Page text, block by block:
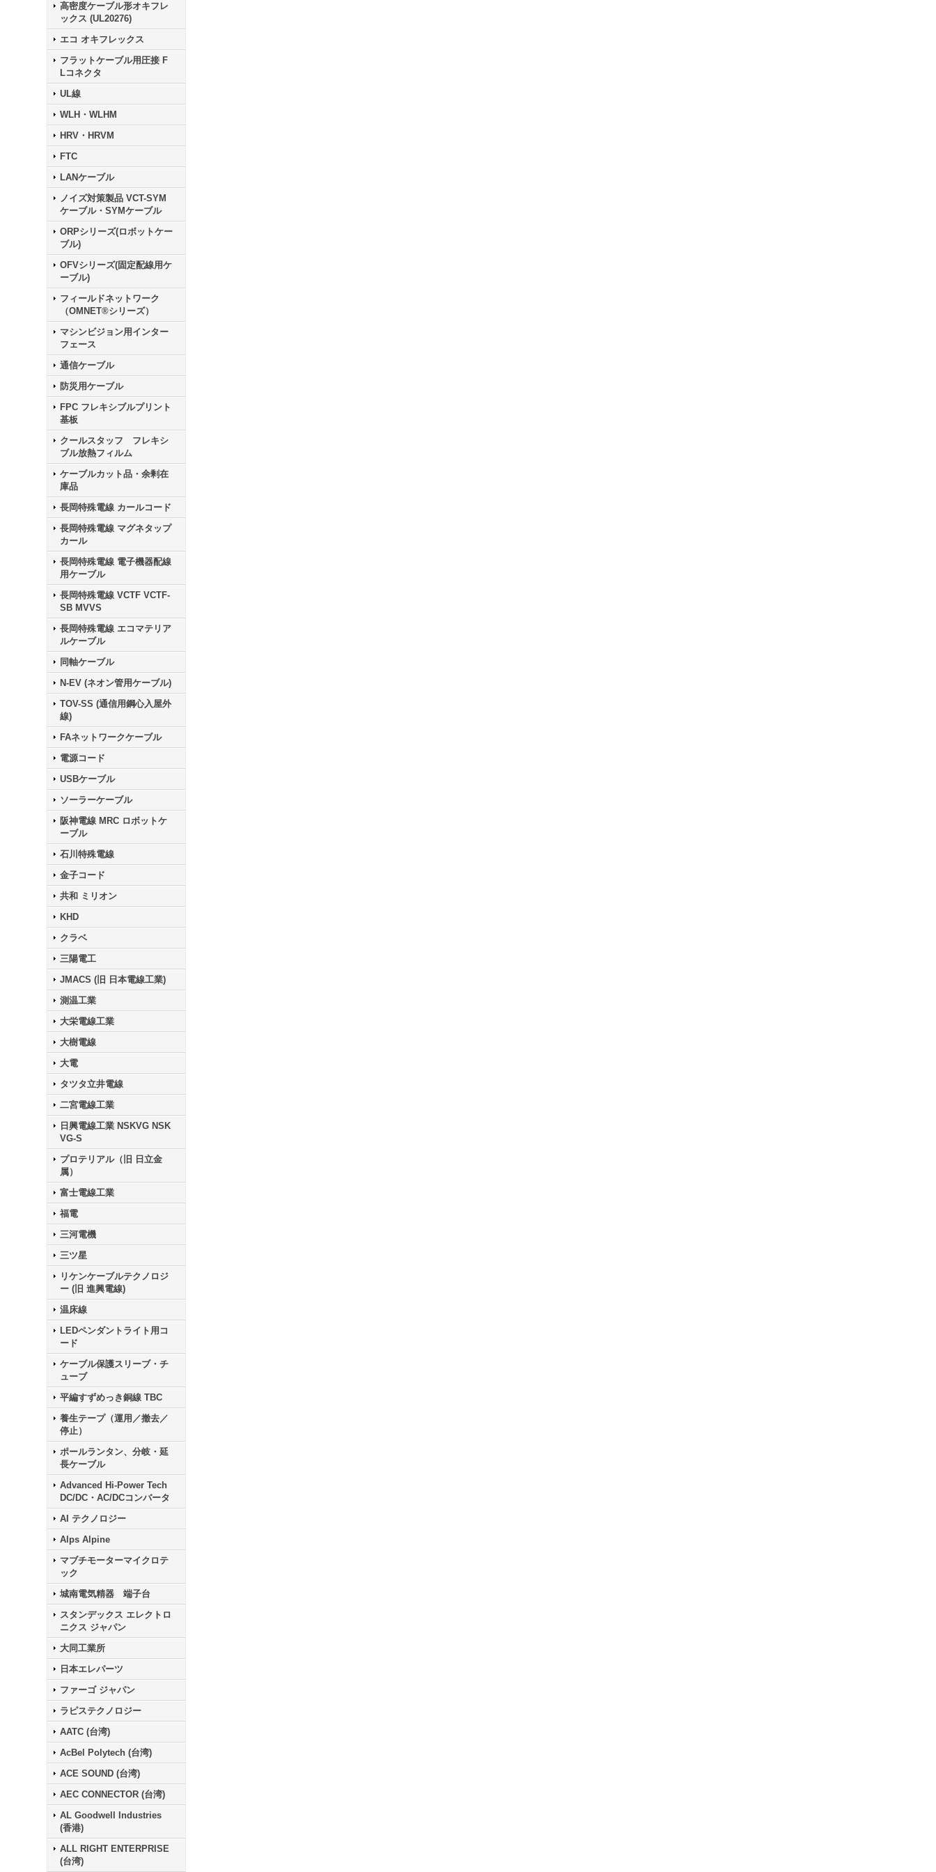
高密度ケーブル形オキフレ
ックス (UL20276)
エコ オキフレックス
フラットケーブル用圧接 F
Lコネクタ
UL線
WLH・WLHM
HRV・HRVM
FTC
LANケーブル
ノイズ対策製品 VCT-SYM
ケーブル・SYMケーブル
ORPシリーズ(ロボットケー
ブル)
OFVシリーズ(固定配線用ケ
ーブル)
フィールドネットワーク
（OMNET®シリーズ）
マシンビジョン用インター
フェース
通信ケーブル
防災用ケーブル
FPC フレキシブルプリント
基板
クールスタッフ フレキシ
ブル放熱フィルム
ケーブルカット品・余剰在
庫品
長岡特殊電線 カールコード
長岡特殊電線 マグネタップ
カール
長岡特殊電線 電子機器配線
用ケーブル
長岡特殊電線 VCTF VCTF-
SB MVVS
長岡特殊電線 エコマテリア
ルケーブル
同軸ケーブル
N-EV (ネオン管用ケーブル)
TOV-SS (通信用鋼心入屋外
線)
FAネットワークケーブル
電源コード
USBケーブル
ソーラーケーブル
阪神電線 MRC ロボットケ
ーブル
石川特殊電線
金子コード
共和 ミリオン
KHD
クラベ
三陽電工
JMACS (旧 日本電線工業)
測温工業
大栄電線工業
大樹電線
大電
タツタ立井電線
二宮電線工業
日興電線工業 NSKVG NSK
VG-S
プロテリアル（旧 日立金
属）
富士電線工業
福電
三河電機
三ツ星
リケンケーブルテクノロジ
ー (旧 進興電線)
温床線
LEDペンダントライト用コ
ード
ケーブル保護スリーブ・チ
ューブ
平編すずめっき銅線 TBC
養生テープ（運用／撤去／
停止）
ポールランタン、分岐・延
長ケーブル
Advanced Hi-Power Tech
DC/DC・AC/DCコンバータ
AI テクノロジー
Alps Alpine
マブチモーターマイクロテ
ック
城南電気精器 端子台
スタンデックス エレクトロ
ニクス ジャパン
大同工業所
日本エレパーツ
ファーゴ ジャパン
ラピステクノロジー
AATC (台湾)
AcBel Polytech (台湾)
ACE SOUND (台湾)
AEC CONNECTOR (台湾)
AL Goodwell Industries
(香港)
ALL RIGHT ENTERPRISE
(台湾)